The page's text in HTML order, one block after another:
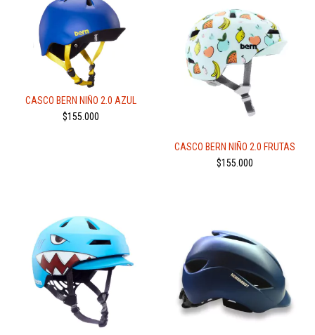
CASCO BERN NIÑO 2.0 AZUL
$155.000
CASCO BERN NIÑO 2.0 FRUTAS
$155.000